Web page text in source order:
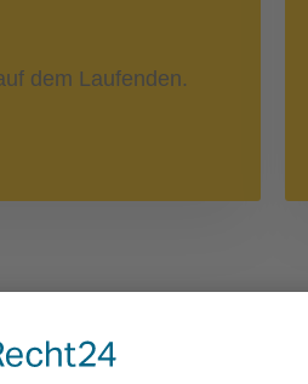
dem Laufenden.